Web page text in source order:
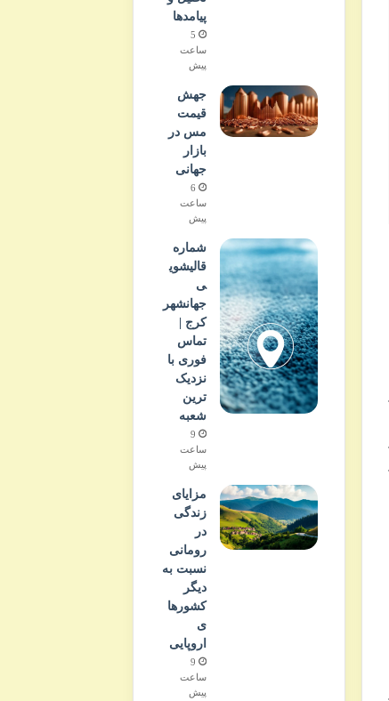
پیامدها
5
ساعت
پیش
جهش
قیمت
مس در
بازار
جهانی
6
ساعت
پیش
شماره
قالیشوی
ی
جهانشهر
کرج |
تماس
فوری با
نزدیک
ترین
شعبه
9
ساعت
پیش
مزایای
زندگی
در
رومانی
نسبت به
دیگر
کشورها
ی
اروپایی
9
ساعت
پیش